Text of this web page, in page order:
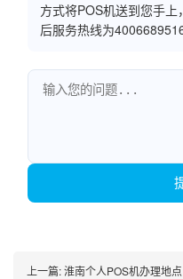
方式将POS机送到您手
后服务热线为4006689516
上一篇:淮南个人POS机办理地